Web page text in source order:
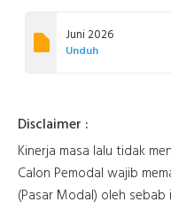
Juni 2026
Unduh
Disclaimer :
Kinerja masa lalu tidak
Calon Pemodal wajib
(Pasar Modal) oleh